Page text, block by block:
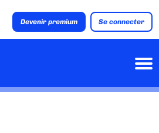
Devenir premium Se connecter